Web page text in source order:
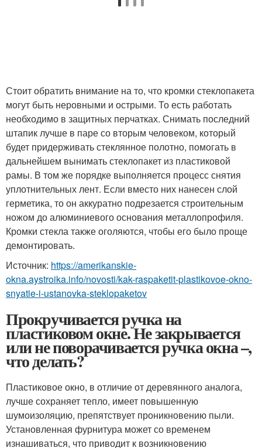
Стоит обратить внимание на то, что кромки стеклопакета
могут быть неровными и острыми. То есть работать
необходимо в защитных перчатках. Снимать последний
штапик лучше в паре со вторым человеком, который
будет придерживать стеклянное полотно, помогать в
дальнейшем вынимать стеклопакет из пластиковой
рамы. В том же порядке выполняется процесс снятия
уплотнительных лент. Если вместо них нанесен слой
герметика, то он аккуратно подрезается строительным
ножом до алюминиевого основания металлопрофиля.
Кромки стекла также оголяются, чтобы его было проще
демонтировать.
Источник: https://amerikanskie-
okna.aystroika.info/novosti/kak-raspaketit-plastikovoe-okno-
snyatie-i-ustanovka-steklopaketov
Прокручивается ручка на
пластиковом окне. Не закрывается
или не поворачивается ручка окна –,
что делать?
Пластиковое окно, в отличие от деревянного аналога,
лучше сохраняет тепло, имеет повышенную
шумоизоляцию, препятствует проникновению пыли.
Установленная фурнитура может со временем
изнашиваться, что приводит к возникновению